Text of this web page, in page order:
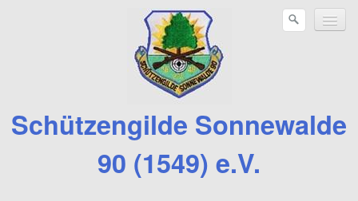
Schützengilde Sonnewalde
90 (1549) e.V.